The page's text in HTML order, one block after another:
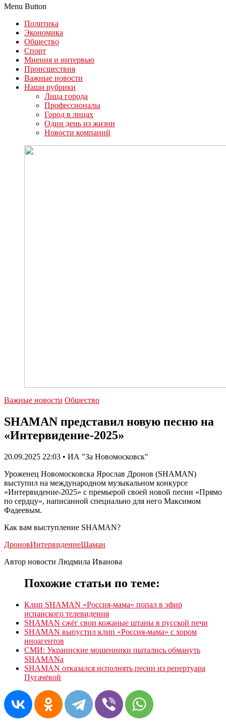
Menu Button
Политика
Экономика
Общество
Спорт
Мнения и интервью
Происшествия
Важные новости
Наши рубрики
Лица города
Профессионалы
Город в лицах
Один день из жизни
Новости компаний
Важные новости Общество
SHAMAN представил новую песню на
«Интервидение-2025»
20.09.2025 22:03 • ИА "За Новомосковск"
Уроженец Новомосковска Ярослав Дронов (SHAMAN)
выступил на международном музыкальном конкурсе
«Интервидение-2025» с премьерой своей новой песни «Прямо
по сердцу», написанной специально для него Максимом
Фадеевым.
Как вам выступление SHAMAN?
ДроновИнтервидениеШаман
Автор новости Людмила Иванова
Похожие статьи по теме:
Клип SHAMAN «Россия-мама» попал в эфир
испанского телевидения
SHAMAN сжёг свои кожаные штаны в русской печи
SHAMAN выпустил клип «Россия-мама» с хором
иноагентов
СМИ: Украинские мошенники пытались обмануть
SHAMANа
SHAMAN отказался исполнять песни из репертуара
Пугачёвой